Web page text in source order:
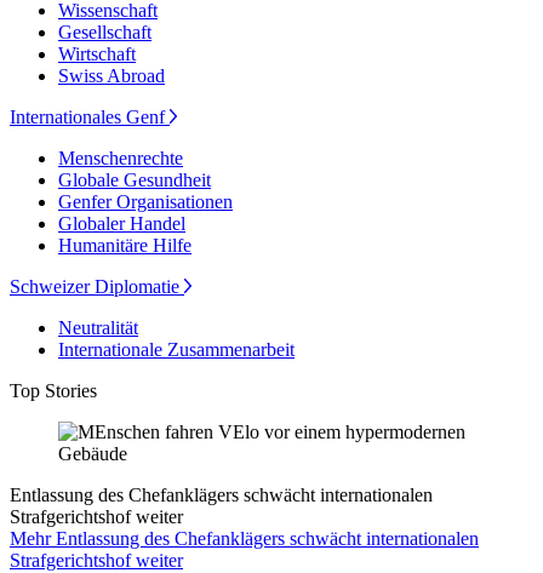
Wissenschaft
Gesellschaft
Wirtschaft
Swiss Abroad
Internationales Genf
Menschenrechte
Globale Gesundheit
Genfer Organisationen
Globaler Handel
Humanitäre Hilfe
Schweizer Diplomatie
Neutralität
Internationale Zusammenarbeit
Top Stories
Entlassung des Chefanklägers schwächt internationalen
Strafgerichtshof weiter
Mehr Entlassung des Chefanklägers schwächt internationalen
Strafgerichtshof weiter